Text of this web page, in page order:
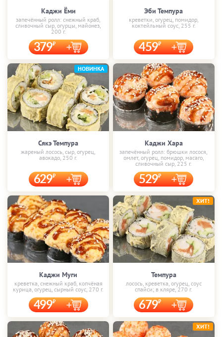
Каджи Ёми
запечённый ролл: снежный краб,
сливочный сыр, огурцы, майонез,
200 г.
379
Эби Темпура
креветки, огурец, помидор,
коктейльный соус, 255 г.
459
Сякэ Темпура
жареный лосось, сыр, огурец,
авокадо, 250 г.
629
НОВИНКА
Каджи Хара
запечённый ролл: брюшки лосося,
омлет, огурец, помидор, масаго,
сливочный сыр, 225 г.
529
Каджи Муги
креветка, снежный краб, копчёная
курица, огурец, сырный соус, 270 г.
499
Темпура
лосось, креветка, огурец, соус
спайси; в кляре, 270 г.
679
ХИТ!
ХИТ!